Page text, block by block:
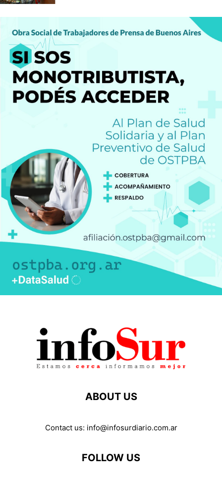
ABOUT US
Contact us: info@infosurdiario.com.ar
FOLLOW US